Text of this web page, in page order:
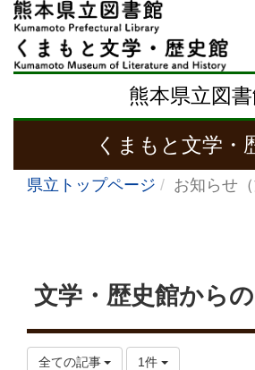
熊本県立図
くまもと文学・
県立トップページ お知らせ
文学・歴史館から
全ての記事 1件